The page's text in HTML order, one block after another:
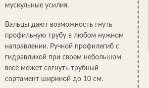
мускульные усилия.
Вальцы дают возможность гнуть
профильную трубу в любом нужном
направлении. Ручной профилегиб с
гидравликой при своем небольшом
весе может согнуть трубный
сортамент шириной до 10 см.